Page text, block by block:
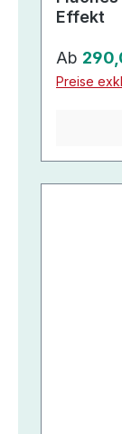
Effekt
Ab
Preise